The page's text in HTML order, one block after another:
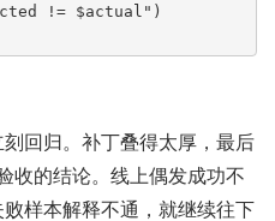
!= $actual")
回归。补丁叠得太厚，最后
收的结论。线上偶发成功不
样本解释不通，就继续往下